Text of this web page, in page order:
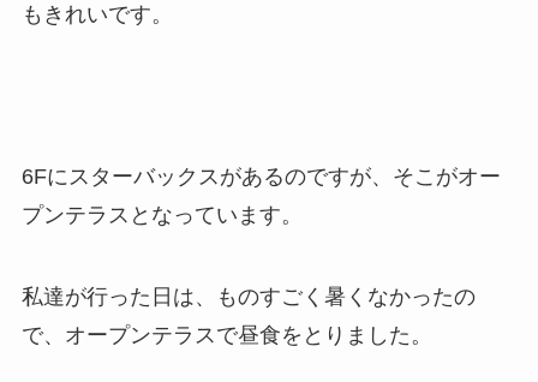
もきれいです。
6Fにスターバックスがあるのですが、そこがオー
プンテラスとなっています。
私達が行った日は、ものすごく暑くなかったの
で、オープンテラスで昼食をとりました。